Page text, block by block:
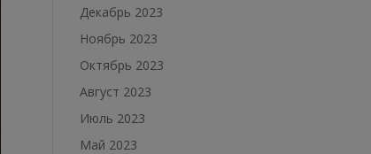
Декабрь 2023
Ноябрь 2023
Октябрь 2023
Август 2023
Июль 2023
Май 2023